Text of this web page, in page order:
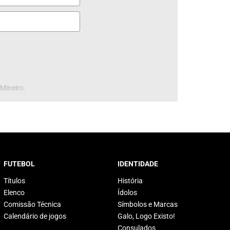
FUTEBOL
Títulos
Elenco
Comissão Técnica
Calendário de jogos
IDENTIDADE
História
Ídolos
Símbolos e Marcas
Galo, Logo Existo!
Consulados